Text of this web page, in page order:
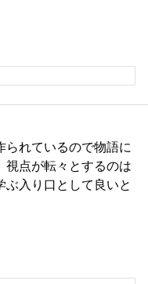
られているので物語に
視点が転々とするのは
ぶ入り口として良いと